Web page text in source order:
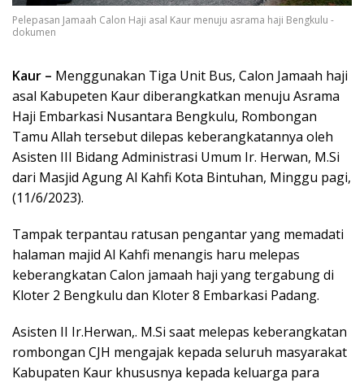
Pelepasan Jamaah Calon Haji asal Kaur menuju asrama haji Bengkulu -
dokumen
Kaur – Menggunakan Tiga Unit Bus, Calon Jamaah haji
asal Kabupeten Kaur diberangkatkan menuju Asrama
Haji Embarkasi Nusantara Bengkulu, Rombongan
Tamu Allah tersebut dilepas keberangkatannya oleh
Asisten III Bidang Administrasi Umum Ir. Herwan, M.Si
dari Masjid Agung Al Kahfi Kota Bintuhan, Minggu pagi,
(11/6/2023).
Tampak terpantau ratusan pengantar yang memadati
halaman majid Al Kahfi menangis haru melepas
keberangkatan Calon jamaah haji yang tergabung di
Kloter 2 Bengkulu dan Kloter 8 Embarkasi Padang.
Asisten II Ir.Herwan,. M.Si saat melepas keberangkatan
rombongan CJH mengajak kepada seluruh masyarakat
Kabupaten Kaur khususnya kepada keluarga para